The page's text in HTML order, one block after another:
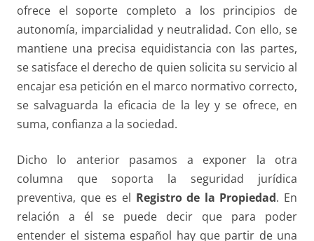
ofrece el soporte completo a los principios de
autonomía, imparcialidad y neutralidad. Con ello, se
mantiene una precisa equidistancia con las partes,
se satisface el derecho de quien solicita su servicio al
encajar esa petición en el marco normativo correcto,
se salvaguarda la eficacia de la ley y se ofrece, en
suma, confianza a la sociedad.
Dicho lo anterior pasamos a exponer la otra
columna que soporta la seguridad jurídica
preventiva, que es el Registro de la Propiedad. En
relación a él se puede decir que para poder
entender el sistema español hay que partir de una